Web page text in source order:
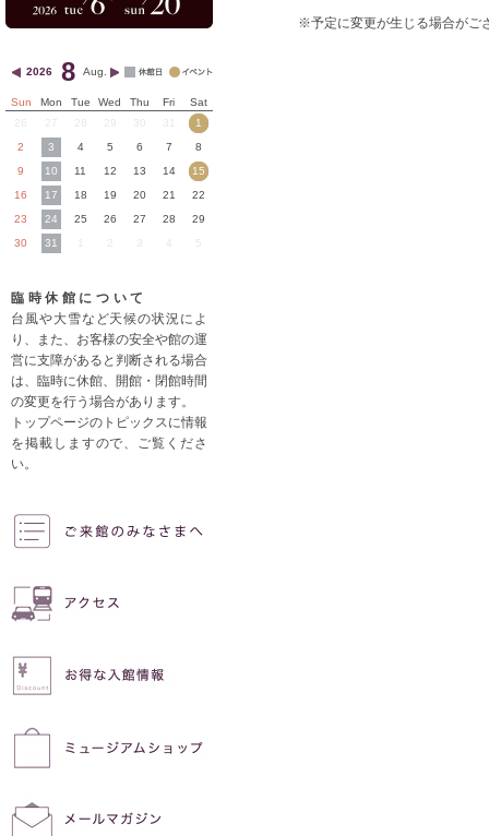
※予定に変更が生じる場合がご
2026 8 Aug.
Sun Mon Tue Wed Thu Fri
Sat
27 29 30 31
1
2
3 4 5 6 7
8
9
10 11 12 13 14
15
16
17 18 19 20 21
22
23
24 25 26 27 28
29
30
31 3 4 5
臨時休館について
台風や大雪など天候の状況によ
り、また、お客様の安全や館の運
営に支障があると判断される場合
は、臨時に休館、開館・閉館時間
の変更を行う場合があります。
トップページのトピックスに情報
を掲載しますので、ご覧くださ
い。